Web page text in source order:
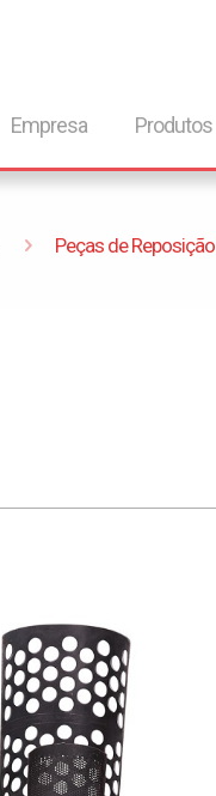
Empresa Produtos
Peças de Reposição